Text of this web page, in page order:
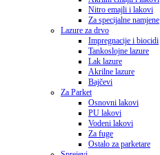
Nitro emajli i lakovi
Za specijalne namjene
Lazure za drvo
Impregnacije i biocidi
Tankoslojne lazure
Lak lazure
Akrilne lazure
Bajčevi
Za Parket
Osnovni lakovi
PU lakovi
Vodeni lakovi
Za fuge
Ostalo za parketare